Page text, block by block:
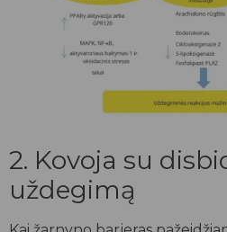
2. Kovoja su
uždegimą